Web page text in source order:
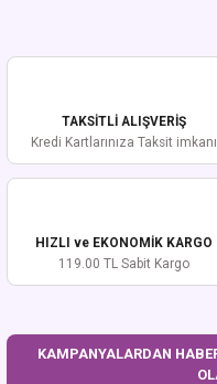
Ürün resmi kalitesiz,
Ürün fiyatı diğer sitelerden
Bu ürüne benzer farklı
TAKSİTLİ ALIŞVERİŞ
Kredi Kartlarınıza Taksit imkanı
HIZLI ve EKONOMİK KARGO
119.00 TL Sabit Kargo
KAMPANYALARDAN